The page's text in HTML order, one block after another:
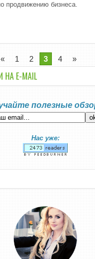
продвижению бизнеса.
« 1 2 3 4 »
НА E-MАIL
полезные
Нас уже: